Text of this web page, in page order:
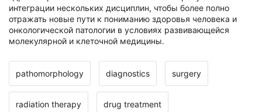
интеграции нескольких дисциплин, чтобы более полно
отражать новые пути к пониманию здоровья человека и
онкологической патологии в условиях развивающейся
молекулярной и клеточной медицины.
pathomorphology diagnostics surgery
radiation therapy drug treatment